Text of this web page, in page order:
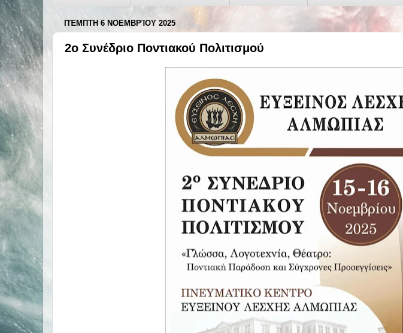
ΠΈΜΠΤΗ 6 ΝΟΕΜΒΡΊΟΥ 2025
2ο Συνέδριο Ποντιακού Πολιτισμού